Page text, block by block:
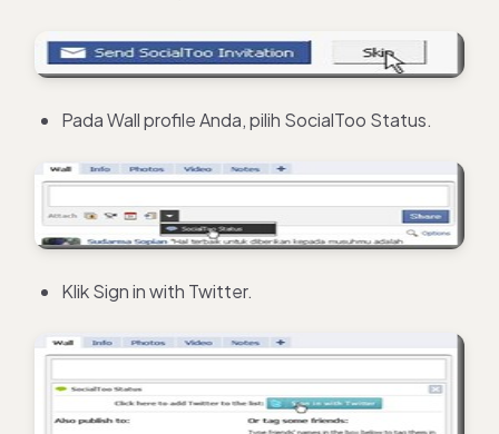
Pada Wall profile Anda, pilih SocialToo Status.
Klik Sign in with Twitter.